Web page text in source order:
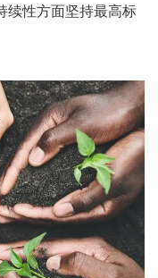
续性方面坚持最高标